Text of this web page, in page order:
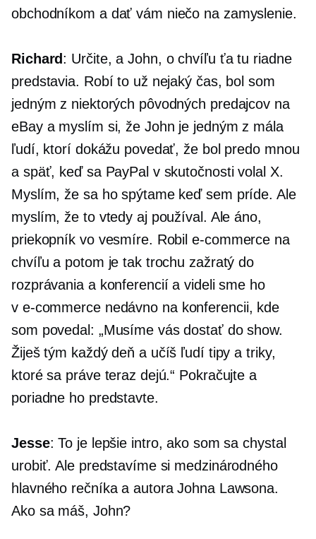
obchodníkom a dať vám niečo na zamyslenie.
Richard: Určite, a John, o chvíľu ťa tu riadne
predstavia. Robí to už nejaký čas, bol som
jedným z niektorých pôvodných predajcov na
eBay a myslím si, že John je jedným z mála
ľudí, ktorí dokážu povedať, že bol predo mnou
a späť, keď sa PayPal v skutočnosti volal X.
Myslím, že sa ho spýtame keď sem príde. Ale
myslím, že to vtedy aj používal. Ale áno,
priekopník vo vesmíre. Robile-commerce na
chvíľu a potom je tak trochu zažratý do
rozprávania a konferencií a videli sme ho
v e-commercenedávno na konferencii, kde
som povedal: „Musíme vás dostať do show.
Žiješ tým každý deň a učíš ľudí tipy a triky,
ktoré sa práve teraz dejú.“ Pokračujte a
poriadne ho predstavte.
Jesse: To je lepšie intro, ako som sa chystal
urobiť. Ale predstavíme si medzinárodného
hlavného rečníka a autora Johna Lawsona.
Ako sa máš, John?